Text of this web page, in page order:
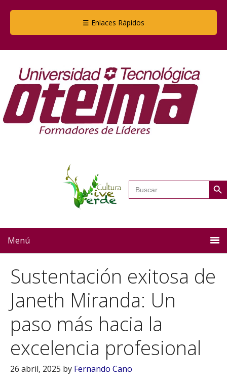
☰ Enlaces Rápidos
Buscar: Botón
Menú
Sustentación exitosa de
Janeth Miranda: Un
paso más hacia la
excelencia profesional
26 abril, 2025 by Fernando Cano